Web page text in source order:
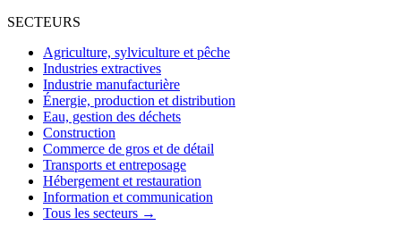
SECTEURS
Agriculture, sylviculture et pêche
Industries extractives
Industrie manufacturière
Énergie, production et distribution
Eau, gestion des déchets
Construction
Commerce de gros et de détail
Transports et entreposage
Hébergement et restauration
Information et communication
Tous les secteurs →